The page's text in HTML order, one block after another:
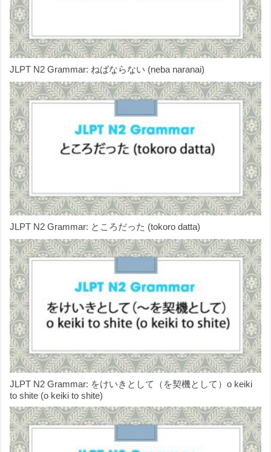
JLPT N2 Grammar: ねばならない (neba naranai)
JLPT N2 Grammar: ところだった (tokoro datta)
JLPT N2 Grammar: をけいきとして（を契機として）o keiki
to shite (o keiki to shite)